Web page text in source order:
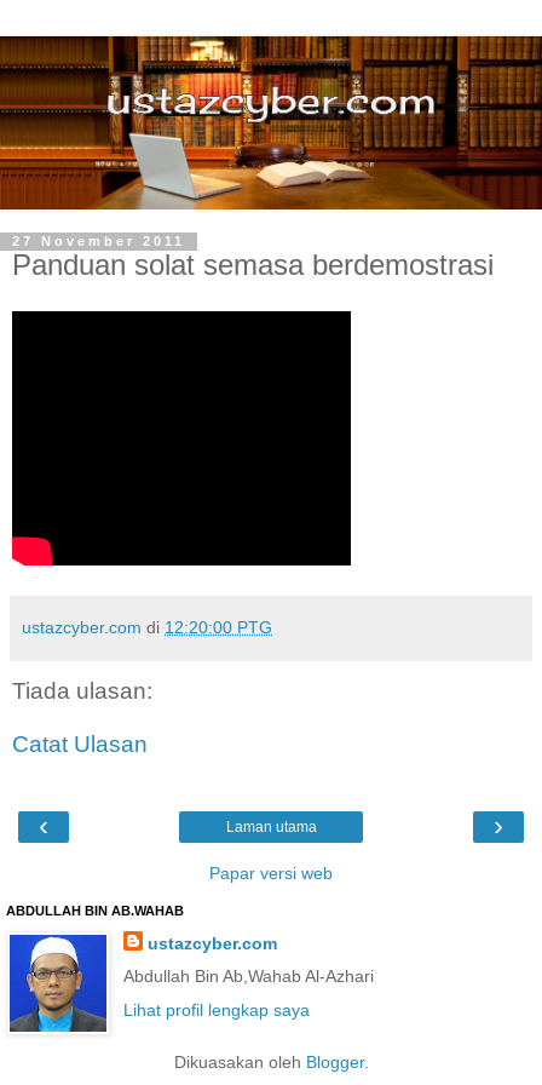
27 November 2011
Panduan solat semasa berdemostrasi
ustazcyber.com di 12:20:00 PTG
Tiada ulasan:
Catat Ulasan
‹ ›
Laman utama
Papar versi web
ABDULLAH BIN AB.WAHAB
ustazcyber.com
Abdullah Bin Ab,Wahab Al-Azhari
Lihat profil lengkap saya
Dikuasakan oleh Blogger.